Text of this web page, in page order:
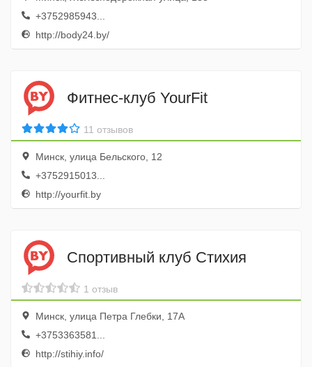
+3752985943...
http://body24.by/
Фитнес-клуб YourFit
11 отзывов
Минск, улица Бельского, 12
+3752915013...
http://yourfit.by
Спортивный клуб Стихия
1 отзыв
Минск, улица Петра Глебки, 17А
+3753363581...
http://stihiy.info/